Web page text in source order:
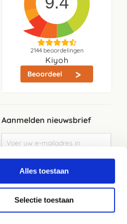
Alles toestaan
Selectie toestaan
2144beoordelingen
Kiyoh
Beoordeel
Aanmelden nieuwsbrief
u
op
Elke week de beste acties en het laaste